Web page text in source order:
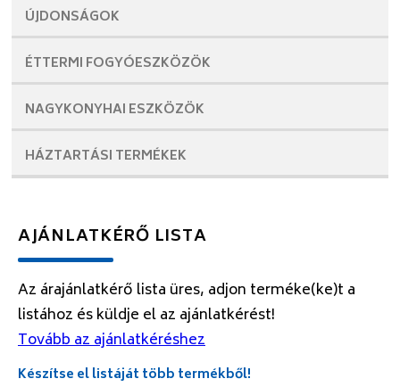
ÚJDONSÁGOK
ÉTTERMI FOGYÓESZKÖZÖK
NAGYKONYHAI ESZKÖZÖK
HÁZTARTÁSI TERMÉKEK
AJÁNLATKÉRŐ LISTA
Az árajánlatkérő lista üres, adjon terméke(ke)t a
listához és küldje el az ajánlatkérést!
Tovább az ajánlatkéréshez
Készítse el listáját több termékből!